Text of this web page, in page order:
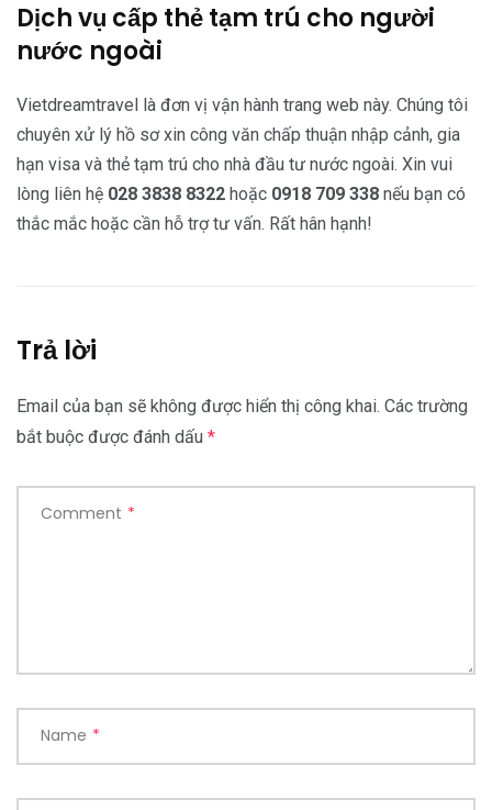
Dịch vụ cấp thẻ tạm trú cho người
nước ngoài
Vietdreamtravel là đơn vị vận hành trang web này. Chúng tôi
chuyên xử lý hồ sơ xin công văn chấp thuận nhập cảnh, gia
hạn visa và thẻ tạm trú cho nhà đầu tư nước ngoài. Xin vui
lòng liên hệ 028 3838 8322 hoặc 0918 709 338 nếu bạn có
thắc mắc hoặc cần hỗ trợ tư vấn. Rất hân hạnh!
Trả lời
Email của bạn sẽ không được hiển thị công khai. Các trường
bắt buộc được đánh dấu *
Comment *
Name *